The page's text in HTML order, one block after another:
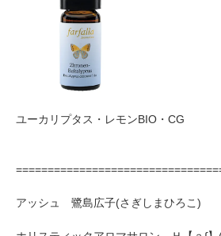
ユーカリプタス・レモンBIO・CG
アッシュ 鷺島広子(さぎしまひろこ)